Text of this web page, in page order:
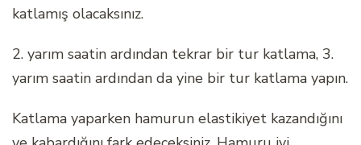
katlamış olacaksınız.
2. yarım saatin ardından tekrar bir tur katlama, 3.
yarım saatin ardından da yine bir tur katlama yapın.
Katlama yaparken hamurun elastikiyet kazandığını